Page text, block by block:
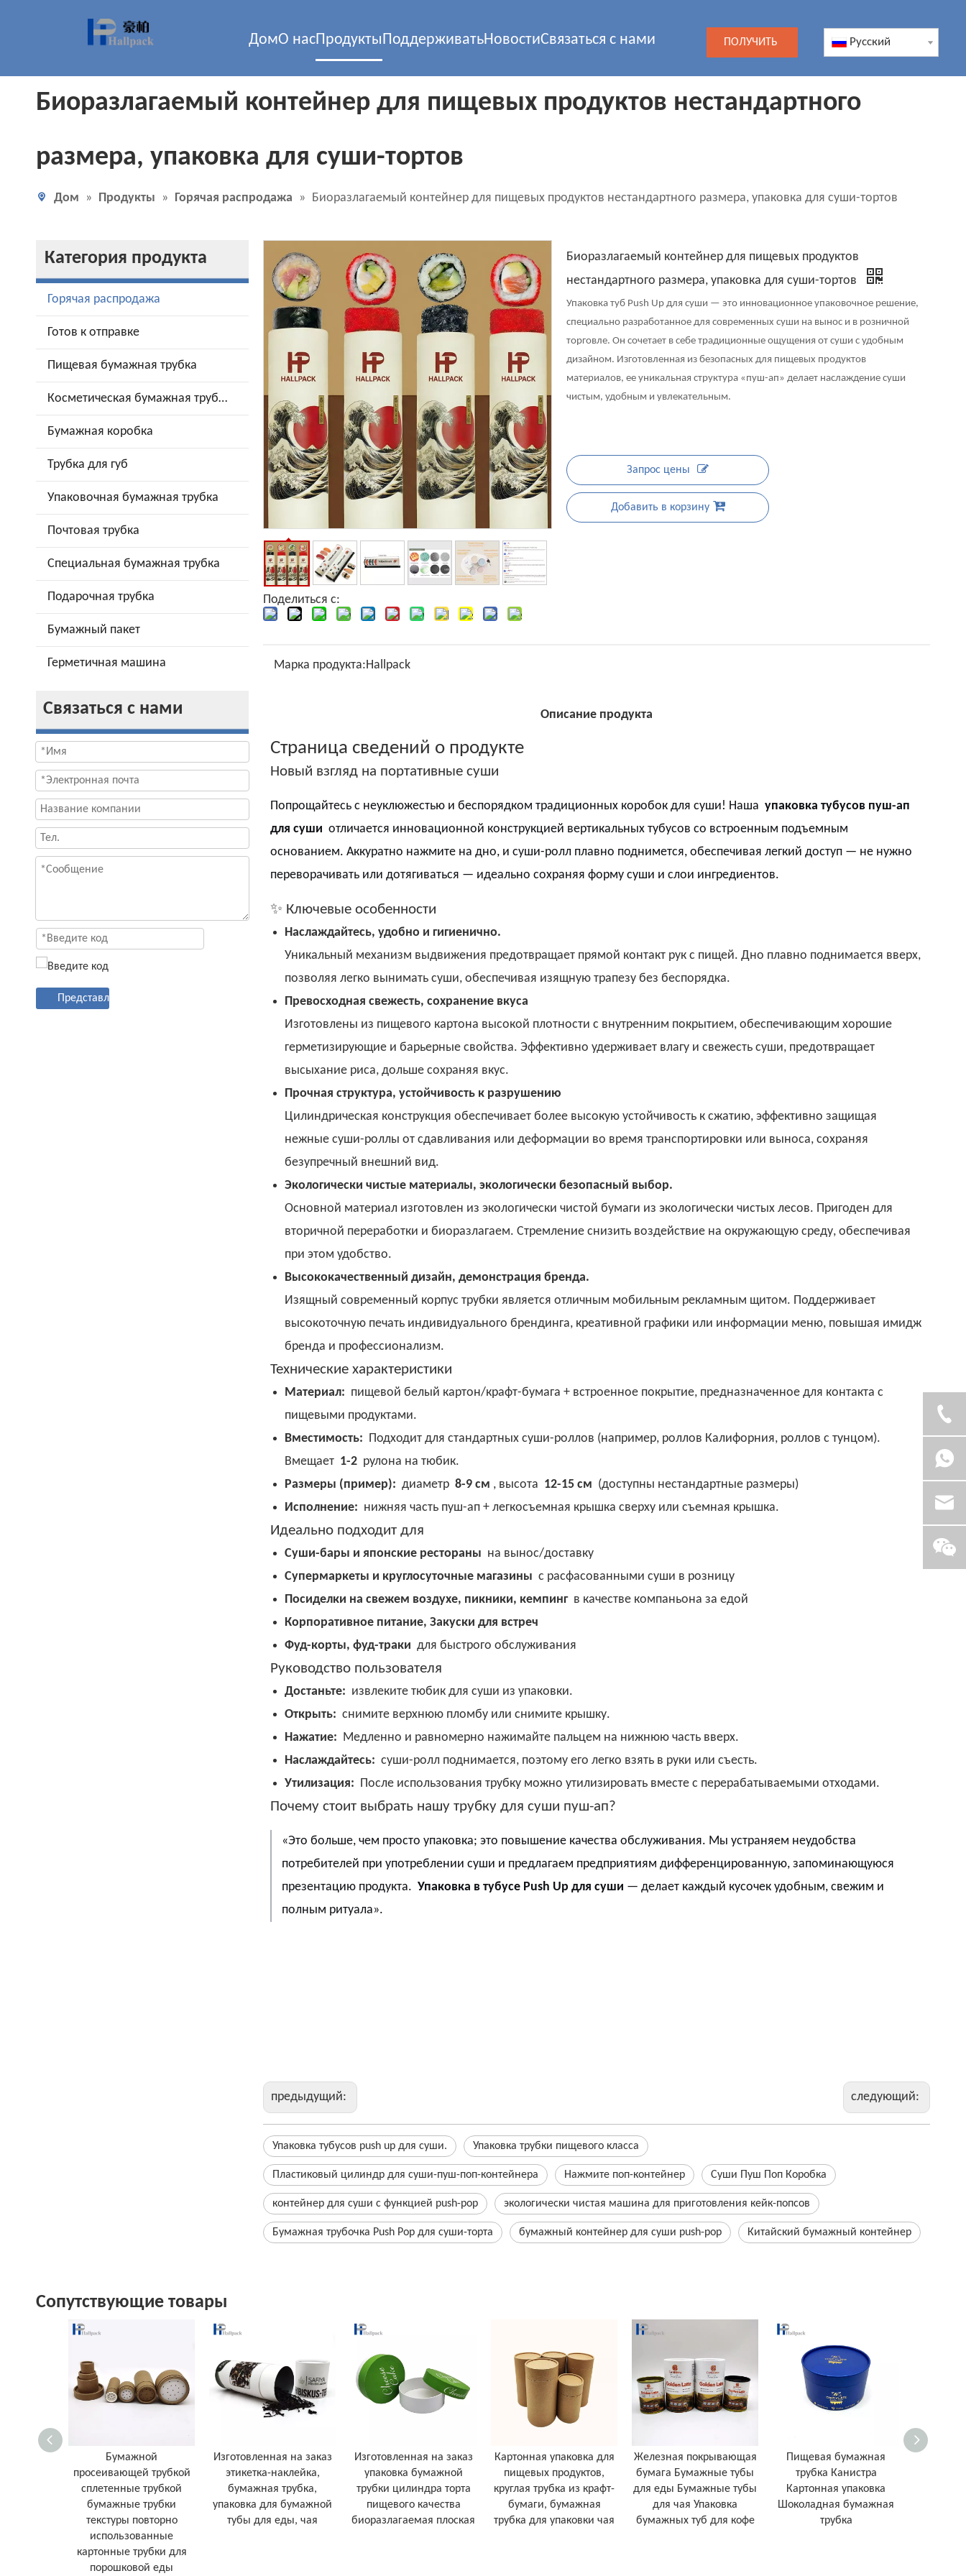
ДомО насПродуктыПоддерживатьНовостиСвязаться с нами ПОЛУЧИТЬ Pусский
Биоразлагаемый контейнер для пищевых продуктов нестандартного
размера, упаковка для суши-тортов
Дом » Продукты » Горячая распродажа » Биоразлагаемый контейнер для пищевых продуктов нестандартного размера, упаковка для суши-тортов
Категория продукта
Горячая распродажа
Готов к отправке
Пищевая бумажная трубка
Косметическая бумажная трубка
Бумажная коробка
Трубка для губ
Упаковочная бумажная трубка
Почтовая трубка
Специальная бумажная трубка
Подарочная трубка
Бумажный пакет
Герметичная машина
Связаться с нами
Представлять на рассмотрение
Поделиться с:
Биоразлагаемый контейнер для пищевых продуктов
нестандартного размера, упаковка для суши-тортов
Упаковка туб Push Up для суши — это инновационное упаковочное решение,
специально разработанное для современных суши на вынос и в розничной
торговле. Он сочетает в себе традиционные ощущения от суши с удобным
дизайном. Изготовленная из безопасных для пищевых продуктов
материалов, ее уникальная структура «пуш-ап» делает наслаждение суши
чистым, удобным и увлекательным.
Запрос цены
Добавить в корзину
Марка продукта:Hallpack
Описание продукта
Страница сведений о продукте
Новый взгляд на портативные суши
Попрощайтесь с неуклюжестью и беспорядком традиционных коробок для суши! Наша упаковка тубусов пуш-ап
для суши отличается инновационной конструкцией вертикальных тубусов со встроенным подъемным
основанием. Аккуратно нажмите на дно, и суши-ролл плавно поднимется, обеспечивая легкий доступ — не нужно
переворачивать или дотягиваться — идеально сохраняя форму суши и слои ингредиентов.
✨ Ключевые особенности
Наслаждайтесь, удобно и гигиенично.
Уникальный механизм выдвижения предотвращает прямой контакт рук с пищей. Дно плавно поднимается вверх,
позволяя легко вынимать суши, обеспечивая изящную трапезу без беспорядка.
Превосходная свежесть, сохранение вкуса
Изготовлены из пищевого картона высокой плотности с внутренним покрытием, обеспечивающим хорошие
герметизирующие и барьерные свойства. Эффективно удерживает влагу и свежесть суши, предотвращает
высыхание риса, дольше сохраняя вкус.
Прочная структура, устойчивость к разрушению
Цилиндрическая конструкция обеспечивает более высокую устойчивость к сжатию, эффективно защищая
нежные суши-роллы от сдавливания или деформации во время транспортировки или выноса, сохраняя
безупречный внешний вид.
Экологически чистые материалы, экологически безопасный выбор.
Основной материал изготовлен из экологически чистой бумаги из экологически чистых лесов. Пригоден для
вторичной переработки и биоразлагаем. Стремление снизить воздействие на окружающую среду, обеспечивая
при этом удобство.
Высококачественный дизайн, демонстрация бренда.
Изящный современный корпус трубки является отличным мобильным рекламным щитом. Поддерживает
высокоточную печать индивидуального брендинга, креативной графики или информации меню, повышая имидж
бренда и профессионализм.
Технические характеристики
Материал: пищевой белый картон/крафт-бумага + встроенное покрытие, предназначенное для контакта с
пищевыми продуктами.
Вместимость: Подходит для стандартных суши-роллов (например, роллов Калифорния, роллов с тунцом).
Вмещает 1-2 рулона на тюбик.
Размеры (пример): диаметр 8-9 см , высота 12-15 см (доступны нестандартные размеры)
Исполнение: нижняя часть пуш-ап + легкосъемная крышка сверху или съемная крышка.
Идеально подходит для
Суши-бары и японские рестораны на вынос/доставку
Супермаркеты и круглосуточные магазины с расфасованными суши в розницу
Посиделки на свежем воздухе, пикники, кемпинг в качестве компаньона за едой
Корпоративное питание, Закуски для встреч
Фуд-корты, фуд-траки для быстрого обслуживания
Руководство пользователя
Достаньте: извлеките тюбик для суши из упаковки.
Открыть: снимите верхнюю пломбу или снимите крышку.
Нажатие: Медленно и равномерно нажимайте пальцем на нижнюю часть вверх.
Наслаждайтесь: суши-ролл поднимается, поэтому его легко взять в руки или съесть.
Утилизация: После использования трубку можно утилизировать вместе с перерабатываемыми отходами.
Почему стоит выбрать нашу трубку для суши пуш-ап?
«Это больше, чем просто упаковка; это повышение качества обслуживания. Мы устраняем неудобства
потребителей при употреблении суши и предлагаем предприятиям дифференцированную, запоминающуюся
презентацию продукта. Упаковка в тубусе Push Up для суши — делает каждый кусочек удобным, свежим и
полным ритуала».
предыдущий: следующий:
Упаковка тубусов push up для суши. Упаковка трубки пищевого класса
Пластиковый цилиндр для суши-пуш-поп-контейнера Нажмите поп-контейнер Суши Пуш Поп Коробка
контейнер для суши с функцией push-pop экологически чистая машина для приготовления кейк-попсов
Бумажная трубочка Push Pop для суши-торта бумажный контейнер для суши push-pop Китайский бумажный контейнер
Сопутствующие товары
Бумажной
просеивающей трубкой
сплетенные трубкой
бумажные трубки
текстуры повторно
использованные
картонные трубки для
порошковой еды
Изготовленная на заказ
этикетка-наклейка,
бумажная трубка,
упаковка для бумажной
тубы для еды, чая
Изготовленная на заказ
упаковка бумажной
трубки цилиндра торта
пищевого качества
биоразлагаемая плоская
Картонная упаковка для
пищевых продуктов,
круглая трубка из крафт-
бумаги, бумажная
трубка для упаковки чая
Железная покрывающая
бумага Бумажные тубы
для еды Бумажные тубы
для чая Упаковка
бумажных туб для кофе
Пищевая бумажная
трубка Канистра
Картонная упаковка
Шоколадная бумажная
трубка